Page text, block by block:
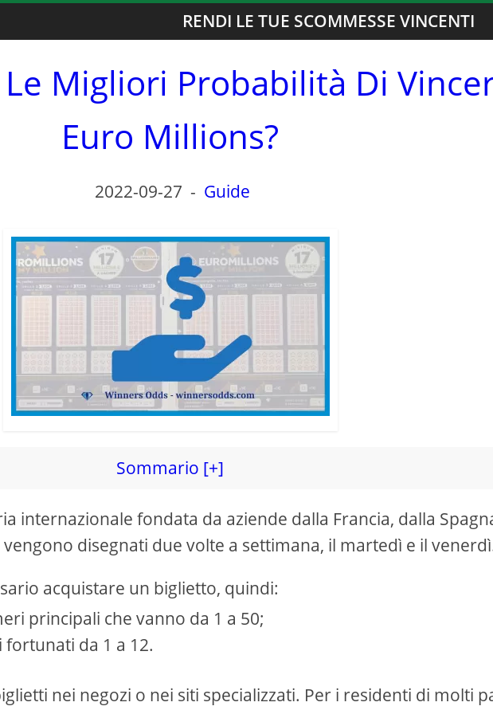
RENDI LE TUE SCOMMESSE VINCENTI
Migliori Probabilità Di
Euro Millions?
2022-09-27 - Guide
Sommario [+]
internazionale fondata da aziende dalla Francia, dalla
disegnati due volte a settimana, il martedì e il
acquistare un biglietto, quindi:
principali che vanno da 1 a 50;
da 1 a 12.
nei negozi o nei siti specializzati. Per i residenti di molti